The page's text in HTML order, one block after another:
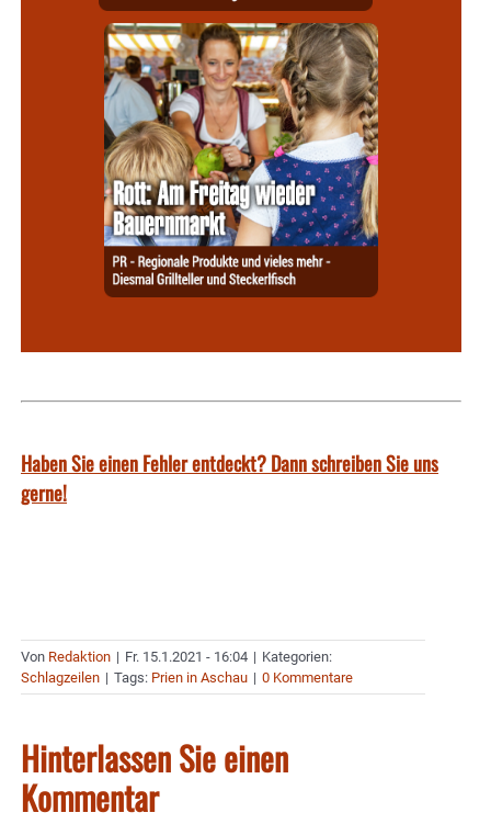
Haben Sie einen Fehler entdeckt? Dann schreiben Sie uns
gerne!
Von Redaktion | Fr. 15.1.2021 - 16:04 | Kategorien:
Schlagzeilen | Tags: Prien in Aschau | 0 Kommentare
Hinterlassen Sie einen
Kommentar